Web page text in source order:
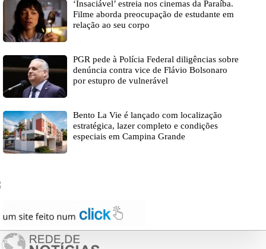
‘Insaciável’ estreia nos cinemas da Paraíba.
Filme aborda preocupação de estudante em
relação ao seu corpo
PGR pede à Polícia Federal diligências sobre
denúncia contra vice de Flávio Bolsonaro
por estupro de vulnerável
Bento La Vie é lançado com localização
estratégica, lazer completo e condições
especiais em Campina Grande